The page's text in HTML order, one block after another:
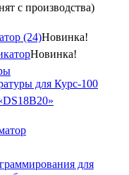
с производства)
(24)Новинка!
Новинка!
для Курс-100
для